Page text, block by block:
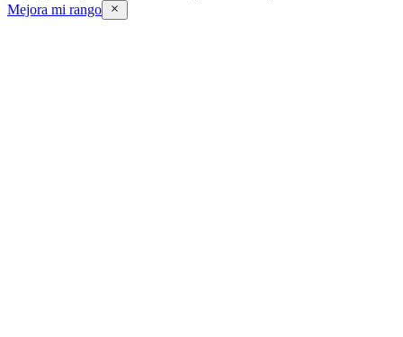
Mejora mi rango